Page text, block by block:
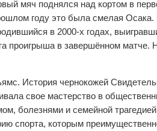
мяч поднялся над кортом в
году это была смелая Осака.
в 2000-х годах,
проигрыша в завершённом матче.
История чернокожей
свое мастерство в
болезнями и семейной
спорта, которым